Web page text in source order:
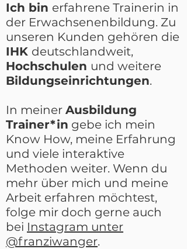
Ich bin erfahrene Trainerin in
der Erwachsenenbildung. Zu
unseren Kunden gehören die
IHK deutschlandweit,
Hochschulen und weitere
Bildungseinrichtungen.
In meiner Ausbildung
Trainer*in gebe ich mein
Know How, meine Erfahrung
und viele interaktive
Methoden weiter. Wenn du
mehr über mich und meine
Arbeit erfahren möchtest,
folge mir doch gerne auch
bei Instagram unter
@franziwanger.